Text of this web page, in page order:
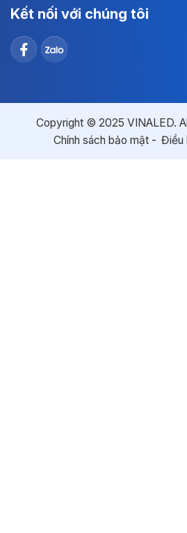
Kết nối với chúng tôi
Copyright © 2025 VINALED.
Chính sách bảo mật
Điều